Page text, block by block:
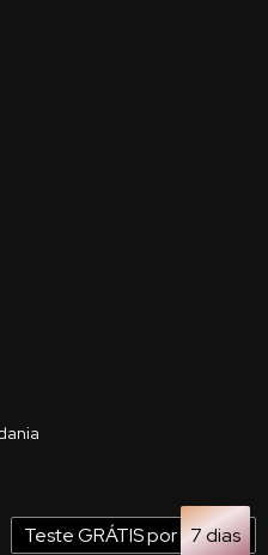
Teste GRÁTIS por 7 dias